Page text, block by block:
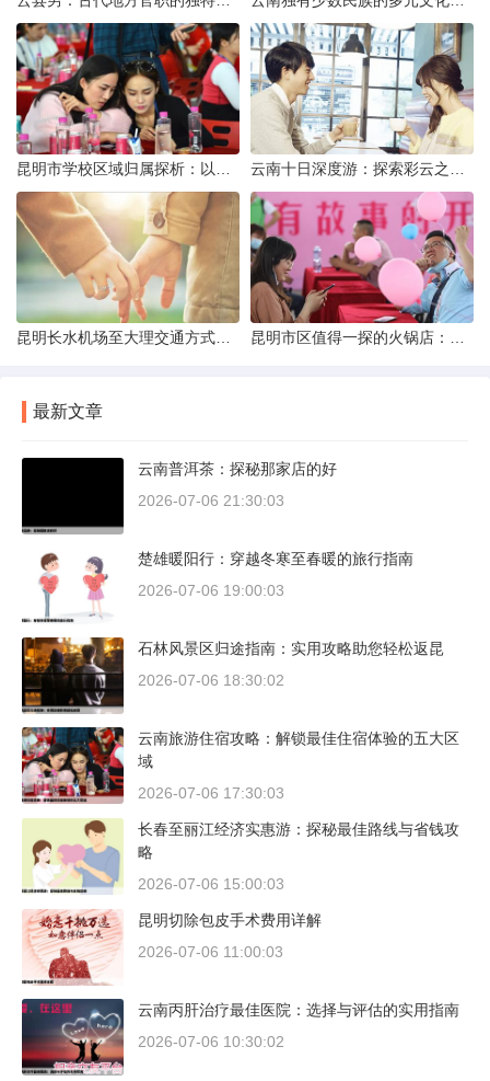
最新文章
云南普洱茶：探秘那家店的好
2026-07-06 21:30:03
楚雄暖阳行：穿越冬寒至春暖的旅行指南
2026-07-06 19:00:03
石林风景区归途指南：实用攻略助您轻松返昆
2026-07-06 18:30:02
云南旅游住宿攻略：解锁最佳住宿体验的五大区
域
2026-07-06 17:30:03
长春至丽江经济实惠游：探秘最佳路线与省钱攻
略
2026-07-06 15:00:03
昆明切除包皮手术费用详解
2026-07-06 11:00:03
云南丙肝治疗最佳医院：选择与评估的实用指南
2026-07-06 10:30:02